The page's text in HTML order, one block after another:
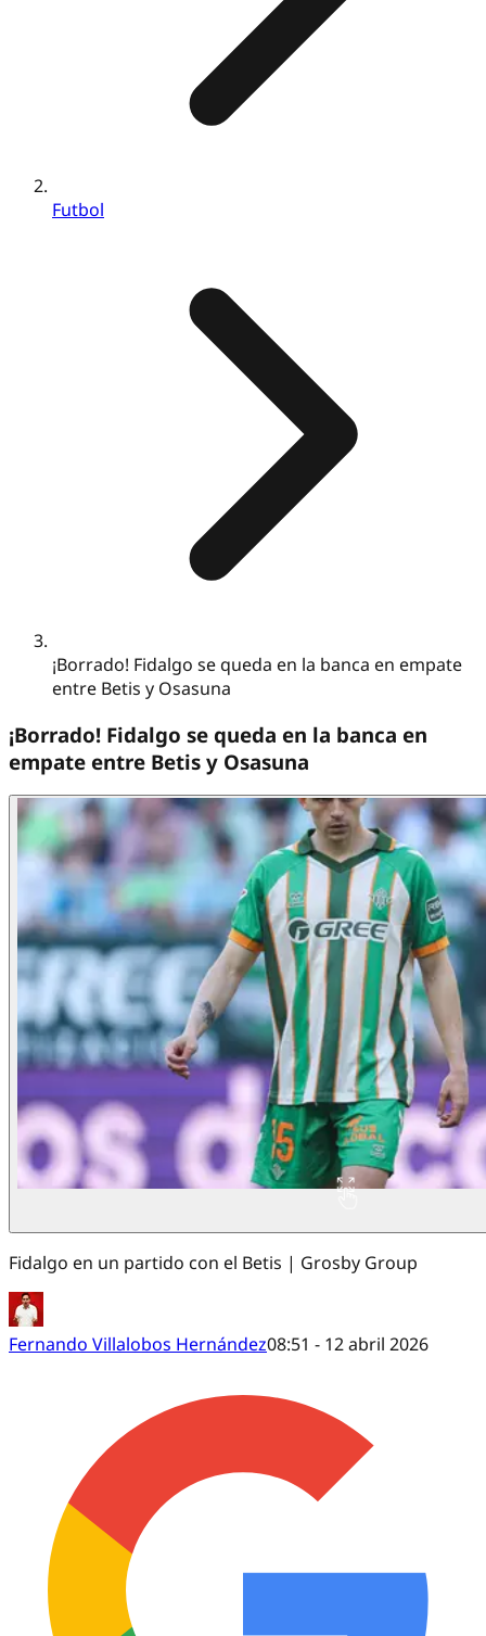
Futbol
¡Borrado! Fidalgo se queda en la banca en empate
entre Betis y Osasuna
¡Borrado! Fidalgo se queda en la banca en
empate entre Betis y Osasuna
Fidalgo en un partido con el Betis | Grosby Group
Fernando Villalobos Hernández08:51 - 12 abril 2026